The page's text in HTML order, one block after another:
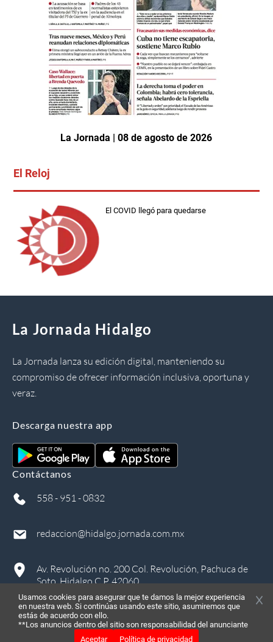
La Jornada | 08 de agosto de 2026
El Reloj
El COVID llegó para quedarse
La Jornada Hidalgo
La Jornada lanza su edición digital, manteniendo su
compromiso de ofrecer información inclusiva, oportuna y
veraz.
Descarga nuestra app
Contáctanos
558 - 951 - 0832
redaccion@hidalgo.jornada.com.mx
Av. Revolución no. 200 Col. Revolución, Pachuca de
Soto, Hidalgo C.P. 42060
Usamos cookies para asegurar que te damos la mejor experiencia
en nuestra web. Si continúas usando este sitio, asumiremos que
estás de acuerdo con ello.
**Los anuncios dentro del sitio son responsabilidad del anunciante
Aceptar
Política de privacidad